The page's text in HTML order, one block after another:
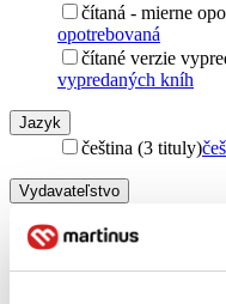
čítaná - mierne
opotrebovaná
čítané verzie
vypredaných kníh
Jazyk
čeština (3 tituly)
Vydavateľstvo